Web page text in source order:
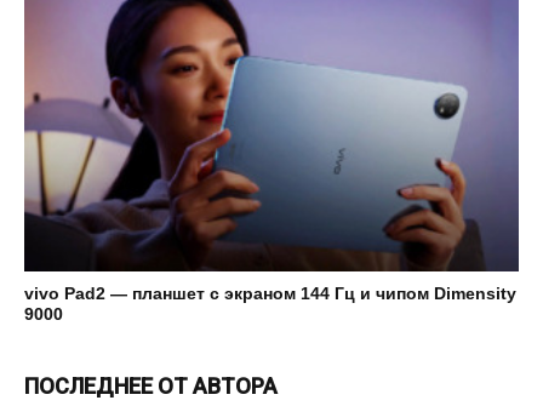
vivo Pad2 — планшет с экраном 144 Гц и чипом Dimensity
9000
ПОСЛЕДНЕЕ ОТ АВТОРА